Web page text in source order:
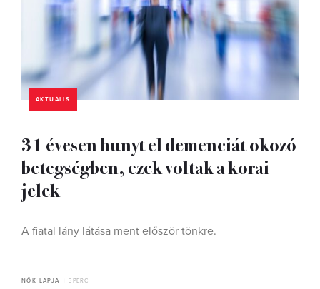
AKTUÁLIS
31 évesen hunyt el demenciát okozó
betegségben, ezek voltak a korai
jelek
A fiatal lány látása ment először tönkre.
NŐK LAPJA 3 PERC